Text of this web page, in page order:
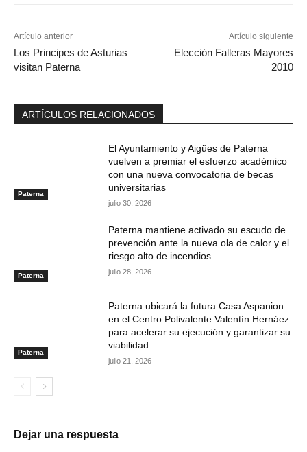
Artículo anterior
Los Principes de Asturias
visitan Paterna
Artículo siguiente
Elección Falleras Mayores
2010
ARTÍCULOS RELACIONADOS
Paterna
El Ayuntamiento y Aigües de Paterna
vuelven a premiar el esfuerzo académico
con una nueva convocatoria de becas
universitarias
julio 30, 2026
Paterna
Paterna mantiene activado su escudo de
prevención ante la nueva ola de calor y el
riesgo alto de incendios
julio 28, 2026
Paterna
Paterna ubicará la futura Casa Aspanion
en el Centro Polivalente Valentín Hernáez
para acelerar su ejecución y garantizar su
viabilidad
julio 21, 2026
Dejar una respuesta